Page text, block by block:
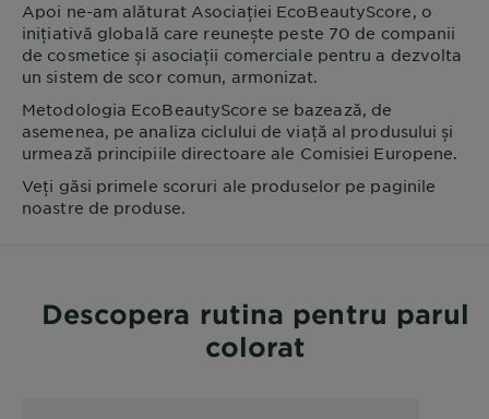
Apoi ne-am alăturat Asociației EcoBeautyScore, o
inițiativă globală care reunește peste 70 de companii
de cosmetice și asociații comerciale pentru a dezvolta
un sistem de scor comun, armonizat.
Metodologia EcoBeautyScore se bazează, de
asemenea, pe analiza ciclului de viață al produsului și
urmează principiile directoare ale Comisiei Europene.
Veți găsi primele scoruri ale produselor pe paginile
noastre de produse.
Descopera rutina pentru parul
colorat